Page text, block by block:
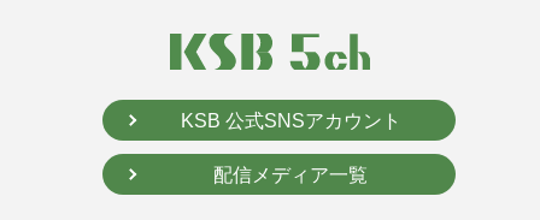
KSB 公式SNSアカウント
配信メディア一覧